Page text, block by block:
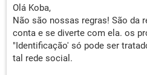
Olá Koba,
Não são nossas regras! São da
conta e se diverte com ela. os
"Identificação' só pode ser
tal rede social.